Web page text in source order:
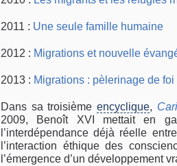
2011 : Une seule famille humaine
2012 : Migrations et nouvelle
2013 : Migrations : pèlerinage de foi
Dans sa troisièmeencyclique,
2009, Benoît XVI mettait en
l’interdépendance déjà réelle
l’interaction éthique des
l’émergence d’un développement